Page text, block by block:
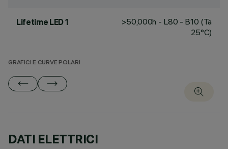
Lifetime LED 1
>50,000h - L80 - B10 (Ta
25°C)
GRAFICI E CURVE POLARI
DATI ELETTRICI